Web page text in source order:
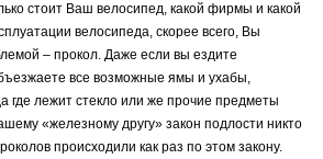
стоит Ваш велосипед, какой фирмы и какой
велосипеда, скорее всего, Вы
– прокол. Даже если вы ездите
все возможные ямы и ухабы,
где лежит стекло или же прочие предметы
«железному другу» закон подлости никто
происходили как раз по этом закону.